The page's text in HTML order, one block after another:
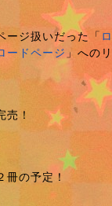
ージ扱いだった「
ードページ」への
！
冊の予定！